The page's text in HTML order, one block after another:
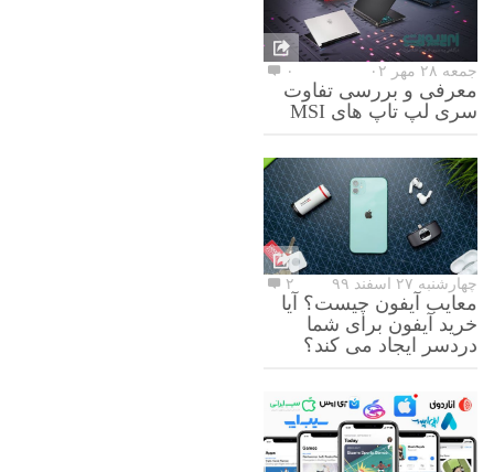
جمعه ۲۸ مهر ۰۲ ۰
معرفی و بررسی تفاوت
سری لپ تاپ های MSI
چهارشنبه ۲۷ اسفند ۹۹ ۲
معایب آیفون چیست؟ آیا
خرید آیفون برای شما
دردسر ایجاد می کند؟